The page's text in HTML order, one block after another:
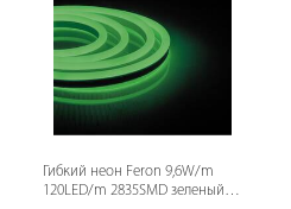
Гибкий неон Feron 9,6W/m
120LED/m 2835SMD зеленый